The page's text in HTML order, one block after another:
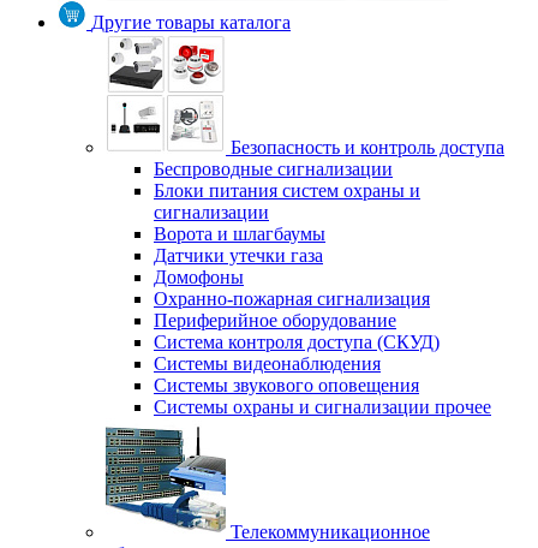
Другие товары каталога
Безопасность и контроль доступа
Беспроводные сигнализации
Блоки питания систем охраны и
сигнализации
Ворота и шлагбаумы
Датчики утечки газа
Домофоны
Охранно-пожарная сигнализация
Периферийное оборудование
Система контроля доступа (СКУД)
Системы видеонаблюдения
Системы звукового оповещения
Системы охраны и сигнализации прочее
Телекоммуникационное